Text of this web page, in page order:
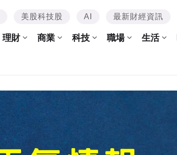
美股科技股 AI 最新財經資訊
理財 商業 科技 職場 生活